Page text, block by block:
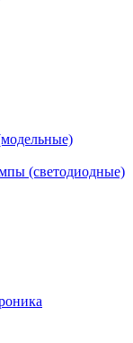
(светодиодные)